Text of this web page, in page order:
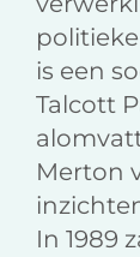
is een
Talcott
Merton
In 1989